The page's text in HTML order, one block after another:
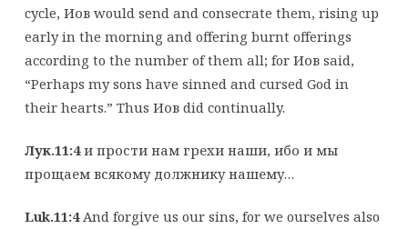
cycle, Иов would send and consecrate them, rising up
early in the morning and offering burnt offerings
according to the number of them all; for Иов said,
“Perhaps my sons have sinned and cursed God in
their hearts.” Thus Иов did continually.
Лук.11:4и прости нам грехи наши, ибо и мы
прощаем всякому должнику нашему…
Luk.11:4And forgive us our sins, for we ourselves also